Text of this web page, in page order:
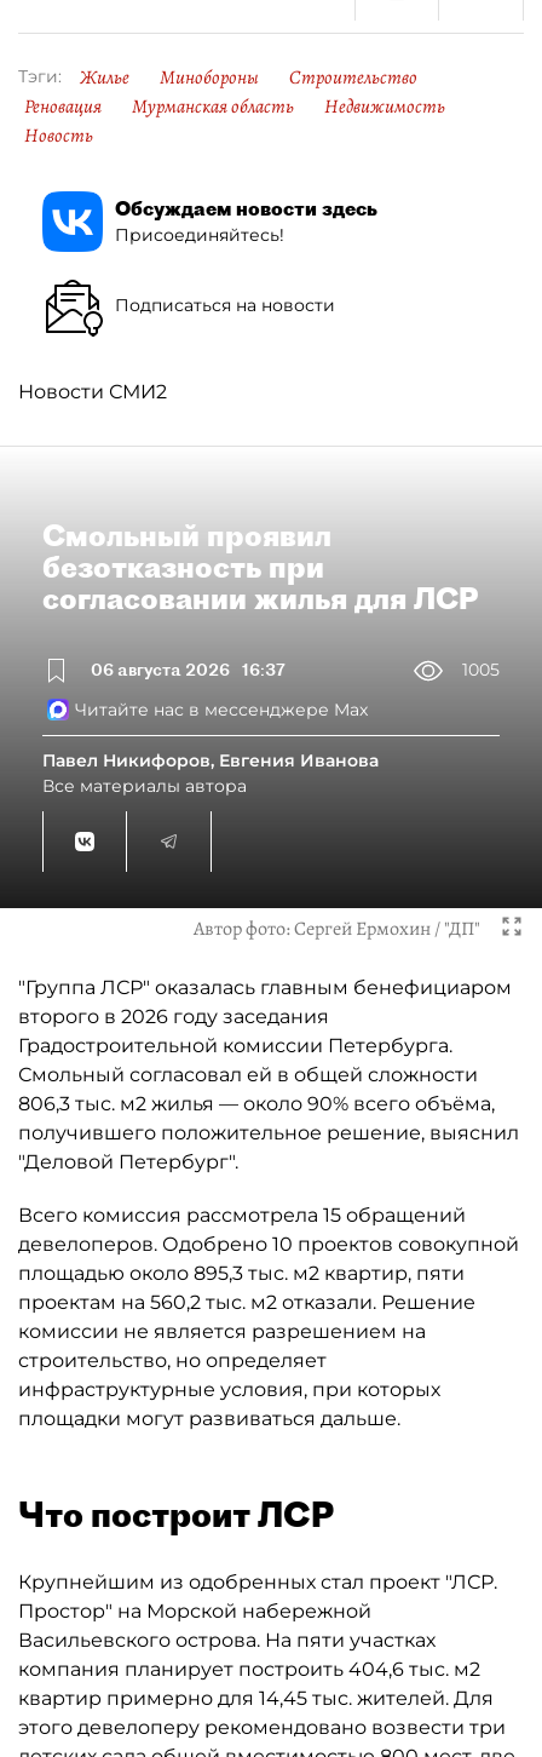
Тэги: Жилье Минобороны
Строительство
Реновация
Мурманская область
Недвижимость
Новость
Обсуждаем новости здесь
Присоединяйтесь!
Подписаться на новости
Новости СМИ2
Смольный проявил
безотказность при
согласовании жилья для ЛСР
06 августа 2026 16:37
1005
Читайте нас в мессенджере Max
Павел Никифоров, Евгения Иванова
Все материалы автора
Автор фото:Сергей Ермохин / "ДП"
"Группа ЛСР" оказалась главным бенефициаром
второго в 2026 году заседания
Градостроительной комиссии Петербурга.
Смольный согласовал ей в общей сложности
806,3 тыс. м2 жилья — около 90% всего объёма,
получившего положительное решение, выяснил
"Деловой Петербург".
Всего комиссия рассмотрела 15 обращений
девелоперов. Одобрено 10 проектов совокупной
площадью около 895,3 тыс. м2 квартир, пяти
проектам на 560,2 тыс. м2 отказали. Решение
комиссии не является разрешением на
строительство, но определяет
инфраструктурные условия, при которых
площадки могут развиваться дальше.
Что построит ЛСР
Крупнейшим из одобренных стал проект "ЛСР.
Простор" на Морской набережной
Васильевского острова. На пяти участках
компания планирует построить 404,6 тыс. м2
квартир примерно для 14,45 тыс. жителей. Для
этого девелоперу рекомендовано возвести три